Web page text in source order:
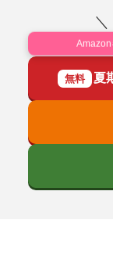
＼
Amazon
無料 夏